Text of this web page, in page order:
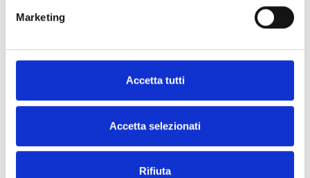
Marketing
Accetta tutti
Accetta selezionati
Rifiuta
Enogastronomia Storia e identità